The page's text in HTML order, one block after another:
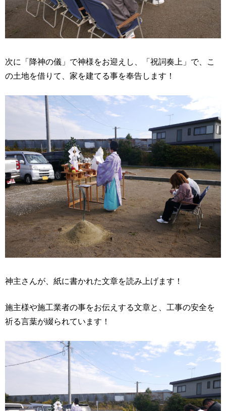
次に「降神の儀」で神様をお迎えし、「祝詞奏上」で、こ
の土地を借りて、家を建てる事を奉告します！
神主さんが、紙に書かれた文章を読み上げます！
施主様や施工業者の事をお伝えする文章と、工事の安全を
祈る言葉が綴られています！